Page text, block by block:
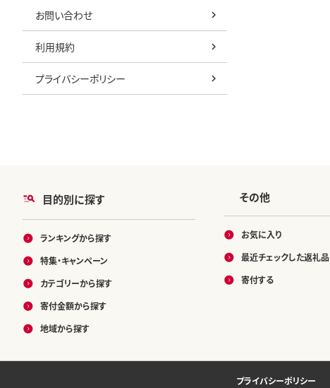
お問い合わせ
利用規約
プライバシーポリシー
目的別に探す
ランキングから探す
特集・キャンペーン
カテゴリーから探す
寄付金額から探す
地域から探す
その他
お気に入り
最近チェックした返礼品
寄付する
プライバシーポリシー